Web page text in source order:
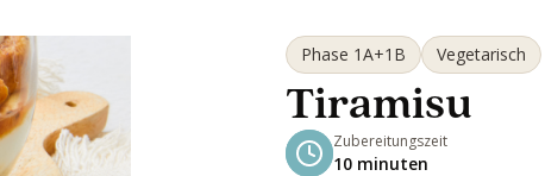
Phase 1A+1B Vegetarisch
Tiramisu
Zubereitungszeit
10 minuten